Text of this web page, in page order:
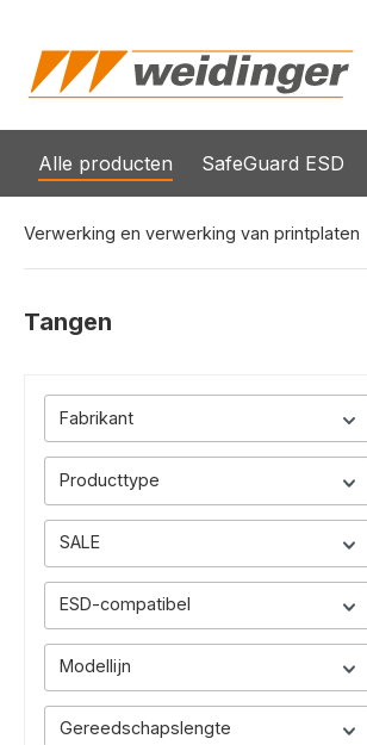
Alle producten SafeGuard ESD
Verwerking en verwerking van printplaten
Tangen
Fabrikant
Producttype
SALE
ESD-compatibel
Modellijn
Gereedschapslengte